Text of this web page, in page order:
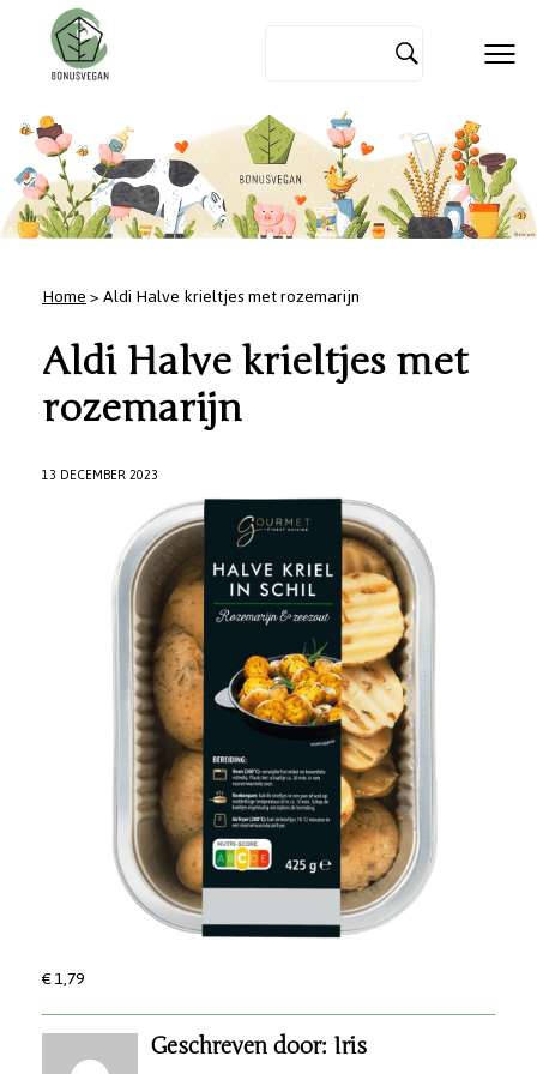
Home> Aldi Halve krieltjes met rozemarijn
Aldi Halve krieltjes met
rozemarijn
13 DECEMBER 2023
€ 1,79
Geschreven door: Iris